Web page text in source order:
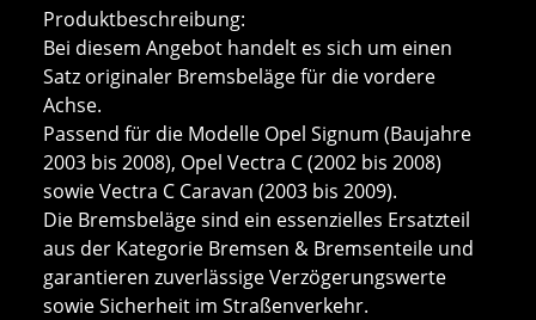
Produktbeschreibung:
Bei diesem Angebot handelt es sich um einen
Satz originaler Bremsbeläge für die vordere
Achse.
Passend für die Modelle Opel Signum (Baujahre
2003 bis 2008), Opel Vectra C (2002 bis 2008)
sowie Vectra C Caravan (2003 bis 2009).
Die Bremsbeläge sind ein essenzielles Ersatzteil
aus der Kategorie Bremsen & Bremsenteile und
garantieren zuverlässige Verzögerungswerte
sowie Sicherheit im Straßenverkehr.